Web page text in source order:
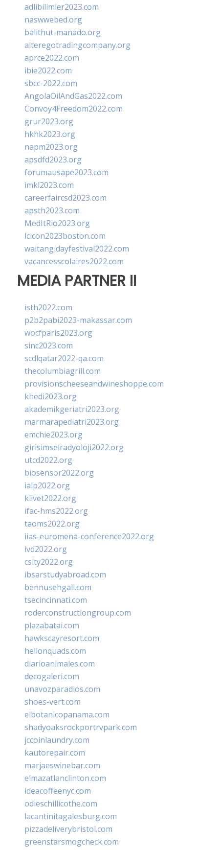
adlibilimler2023.com
naswwebed.org
balithut-manado.org
alteregotradingcompany.org
aprce2022.com
ibie2022.com
sbcc-2022.com
AngolaOilAndGas2022.com
Convoy4Freedom2022.com
grur2023.org
hkhk2023.org
napm2023.org
apsdfd2023.org
forumausape2023.com
imkl2023.com
careerfaircsd2023.com
apsth2023.com
MedItRio2023.org
lcicon2023boston.com
waitangidayfestival2022.com
vacancesscolaires2022.com
MEDIA PARTNER II
isth2022.com
p2b2pabi2023-makassar.com
wocfparis2023.org
sinc2023.com
scdlqatar2022-qa.com
thecolumbiagrill.com
provisionscheeseandwineshoppe.com
khedi2023.org
akademikgeriatri2023.org
marmarapediatri2023.org
emchie2023.org
girisimselradyoloji2022.org
utcd2022.org
biosensor2022.org
ialp2022.org
klivet2022.org
ifac-hms2022.org
taoms2022.org
iias-euromena-conference2022.org
ivd2022.org
csity2022.org
ibsarstudyabroad.com
bennusehgall.com
tsecincinnati.com
roderconstructiongroup.com
plazabatai.com
hawkscayresort.com
hellonquads.com
diarioanimales.com
decogaleri.com
unavozparadios.com
shoes-vert.com
elbotanicopanama.com
shadyoaksrockportrvpark.com
jccoinlaundry.com
kautorepair.com
marjaeswinebar.com
elmazatlanclinton.com
ideacoffeenyc.com
odieschillicothe.com
lacantinitagalesburg.com
pizzadeliverybristol.com
greenstarsmogcheck.com